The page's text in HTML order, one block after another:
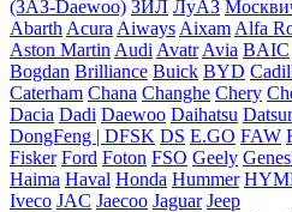
(ЗАЗ-Daewoo) ЗИЛ ЛуАЗ
Abarth Acura Aiways Aixam Alfa
Aston Martin Audi Avatr Avia BAIC
Bogdan Brilliance Buick BYD
Caterham Chana Changhe Chery
Dacia Dadi Daewoo Daihatsu
DongFeng | DFSK DS E.GO FAW
Fisker Ford Foton FSO Geely
Haima Haval Honda Hummer
Iveco JAC Jaecoo Jaguar Jeep